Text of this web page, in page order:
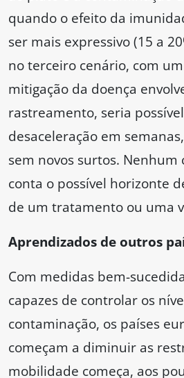
quando o efeito da
ser mais expressivo (15 a
no terceiro cenário, com
mitigação da doença
rastreamento, seria
desaceleração em
sem novos surtos. Nenhum
conta o possível horizonte
de um tratamento ou uma
Aprendizados de outros
Com medidas bem-
capazes de controlar os
contaminação, os países
começam a diminuir as
mobilidade começa, aos